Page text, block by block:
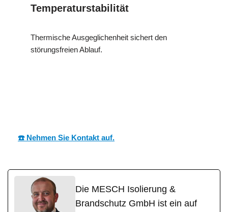
Temperaturstabilität
Thermische Ausgeglichenheit sichert den
störungsfreien Ablauf.
☎️ Nehmen Sie Kontakt auf.
Die MESCH Isolierung &
Brandschutz GmbH ist ein auf